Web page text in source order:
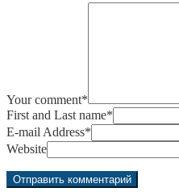
Your comment*
First and Last name*
E-mail Address*
Website